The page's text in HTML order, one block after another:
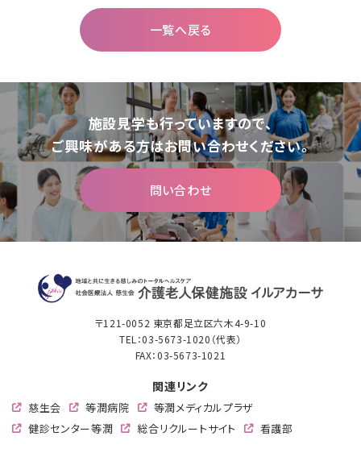
一覧へ戻る
施設⾒学も⾏っていますので、
ご興味がある⽅はお問い合わせください。
問い合わせ
〒121-0052 東京都⾜⽴区六⽊4-9-10
TEL：03-5673-1020 （代表）
FAX：03-5673-1021
関連リンク
慈生会 等潤病院
等潤メディカルプラザ
健診センター等潤
総合リクルートサイト 看護部